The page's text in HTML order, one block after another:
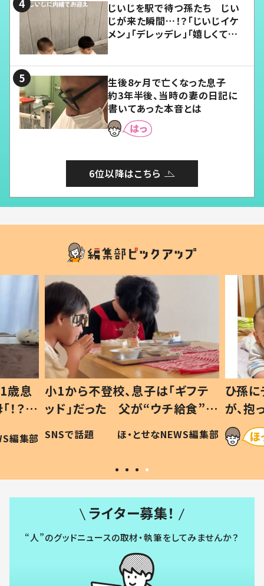
じいじを駅で待つ孫たち じい
じが来た瞬間…！？「じいじイケ
メン」「デレッデレ」「嬉しくて可
生後8ヶ月で亡くなった息子
約3年半後、当時の妻の日記に
書いてあった本音とは
6位以降はこちら
歳息
？」
編集部
小1から不登校、息子は「ギフテ
ッド」だった 父が“ウチ給食”を
作り続ける理由とは #令和の親
#令和の子
SNSで話題 ほ・とせなNEWS編集部
ひ孫
が、
「涙が
い」
ライター募集！
“人”のグッドニュースの取材・執筆をしてみませんか？